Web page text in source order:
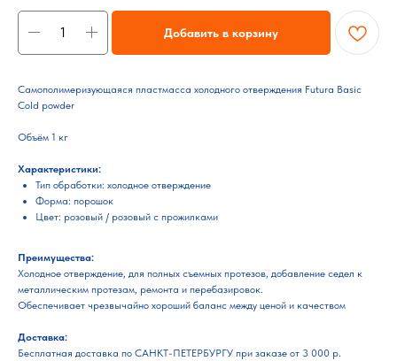
Добавить в корзину
Самополимеризующаяся пластмасса холодного отверждения Futura Basic
Cold powder
Объём 1 кг
Характеристики:
Тип обработки: холодное отверждение
Форма: порошок
Цвет: розовый / розовый с прожилками
Преимущества:
Холодное отверждение, для полных съемных протезов, добавление седел к
металлическим протезам, ремонта и перебазировок.
Обеспечивает чрезвычайно хороший баланс между ценой и качеством
Доставка:
Бесплатная доставка по САНКТ-ПЕТЕРБУРГУ при заказе от 3 000 р.